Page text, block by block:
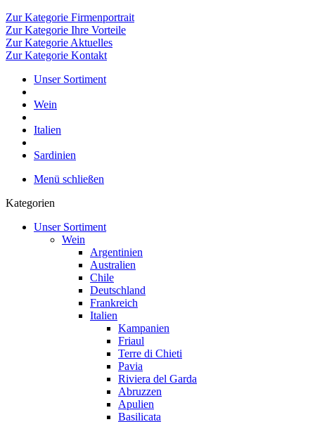
Zur Kategorie Firmenportrait
Zur Kategorie Ihre Vorteile
Zur Kategorie Aktuelles
Zur Kategorie Kontakt
Unser Sortiment
Wein
Italien
Sardinien
Menü schließen
Kategorien
Unser Sortiment
Wein
Argentinien
Australien
Chile
Deutschland
Frankreich
Italien
Kampanien
Friaul
Terre di Chieti
Pavia
Riviera del Garda
Abruzzen
Apulien
Basilicata